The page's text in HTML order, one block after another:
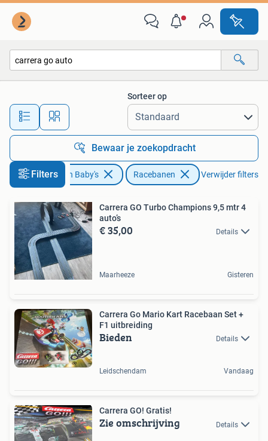
Alle afstanden…
Sorteer op
Bewaar je zoekopdracht
Filters
Kinderen en Baby's Racebanen Verwijder filters
Carrera GO Turbo Champions 9,5 mtr 4
auto’s
€ 35,00 Details
Maarheeze Gisteren
Carrera Go Mario Kart Racebaan Set +
F1 uitbreiding
Bieden Details
Leidschendam Vandaag
Carrera GO! Gratis!
Zie omschrijving Details